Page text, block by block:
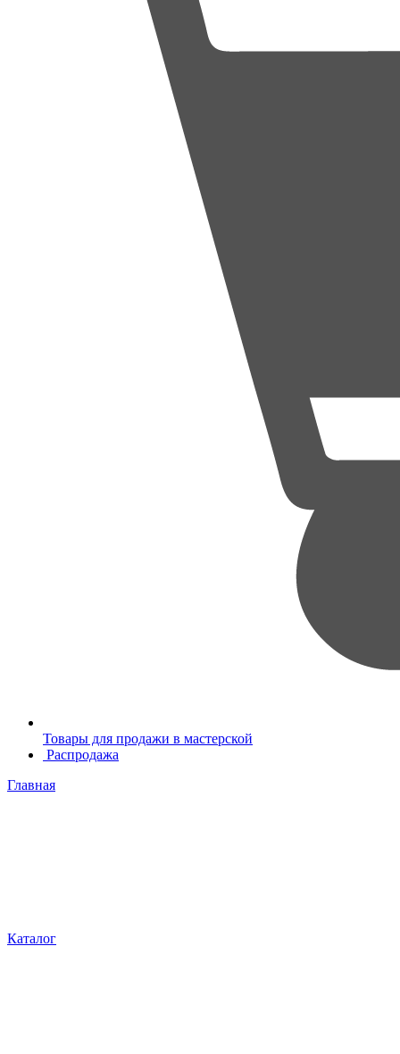
Товары для продажи в мастерской
Распродажа
Главная
Каталог